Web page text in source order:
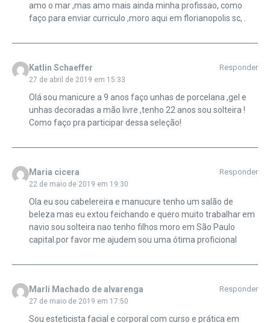
amo o mar ,mas amo mais ainda minha profissao, como
faço para enviar curriculo ,moro aqui em florianopolis sc, .
Katlin Schaeffer
27 de abril de 2019 em 15:33
Responder
Olá sou manicure a 9 anos faço unhas de porcelana ,gel e
unhas decoradas a mão livre ,tenho 22 anos sou solteira !
Como faço pra participar dessa seleção!
Maria cicera
22 de maio de 2019 em 19:30
Responder
Ola eu sou cabelereira e manucure tenho um salão de
beleza mas eu extou feichando e quero muito trabalhar em
navio sou solteira nao tenho filhos moro em São Paulo
capital.por favor me ajudem sou uma ótima proficional
Marli Machado de alvarenga
27 de maio de 2019 em 17:50
Responder
Sou esteticista facial e corporal com curso e prática em